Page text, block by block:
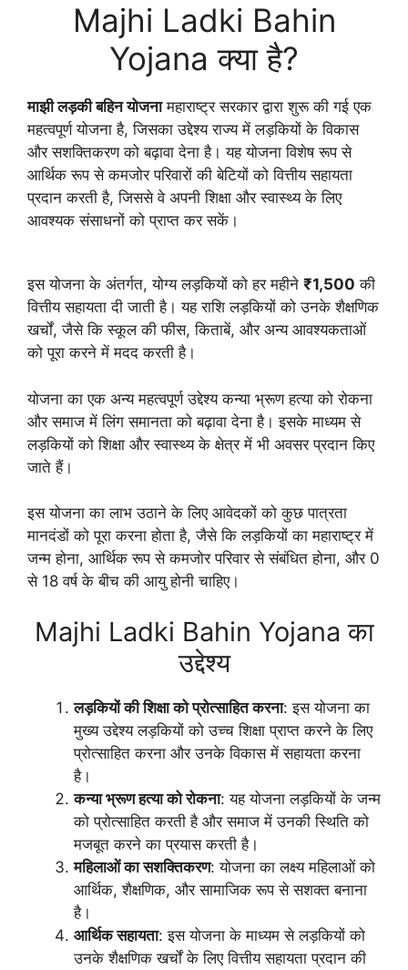
Majhi Ladki Bahin
Yojana क्या है?
माझी लड़की बहिन योजनामहाराष्ट्र सरकार द्वारा शुरू की गई एक
महत्वपूर्ण योजना है, जिसका उद्देश्य राज्य में लड़कियों के विकास
और सशक्तिकरण को बढ़ावा देना है। यह योजना विशेष रूप से
आर्थिक रूप से कमजोर परिवारों की बेटियों को वित्तीय सहायता
प्रदान करती है, जिससे वे अपनी शिक्षा और स्वास्थ्य के लिए
आवश्यक संसाधनों को प्राप्त कर सकें।
इस योजना के अंतर्गत, योग्य लड़कियों को हर महीने ₹1,500 की
वित्तीय सहायता दी जाती है। यह राशि लड़कियों को उनके शैक्षणिक
खर्चों, जैसे कि स्कूल की फीस, किताबें, और अन्य आवश्यकताओं
को पूरा करने में मदद करती है।
योजना का एक अन्य महत्वपूर्ण उद्देश्य कन्या भ्रूण हत्या को रोकना
और समाज में लिंग समानता को बढ़ावा देना है। इसके माध्यम से
लड़कियों को शिक्षा और स्वास्थ्य के क्षेत्र में भी अवसर प्रदान किए
जाते हैं।
इस योजना का लाभ उठाने के लिए आवेदकों को कुछ पात्रता
मानदंडों को पूरा करना होता है, जैसे कि लड़कियों का महाराष्ट्र में
जन्म होना, आर्थिक रूप से कमजोर परिवार से संबंधित होना, और 0
से 18 वर्ष के बीच की आयु होनी चाहिए।
Majhi Ladki Bahin Yojana का
उद्देश्य
लड़कियों की शिक्षा को प्रोत्साहित करना: इस योजना का
मुख्य उद्देश्य लड़कियों को उच्च शिक्षा प्राप्त करने के लिए
प्रोत्साहित करना और उनके विकास में सहायता करना
है।
कन्या भ्रूण हत्या को रोकना: यह योजना लड़कियों के जन्म
को प्रोत्साहित करती है और समाज में उनकी स्थिति को
मजबूत करने का प्रयास करती है।
महिलाओं का सशक्तिकरण: योजना का लक्ष्य महिलाओं को
आर्थिक, शैक्षणिक, और सामाजिक रूप से सशक्त बनाना
है।
आर्थिक सहायता: इस योजना के माध्यम से लड़कियों को
उनके शैक्षणिक खर्चों के लिए वित्तीय सहायता प्रदान की